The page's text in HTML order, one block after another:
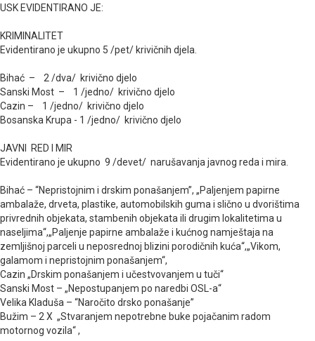
USK EVIDENTIRANO JE:
KRIMINALITET
Evidentirano je ukupno 5 /pet/ krivičnih djela.
Bihać – 2 /dva/ krivično djelo
Sanski Most – 1 /jedno/ krivično djelo
Cazin – 1 /jedno/ krivično djelo
Bosanska Krupa - 1 /jedno/ krivično djelo
JAVNI RED I MIR
Evidentirano je ukupno 9 /devet/ narušavanja javnog reda i mira.
Bihać – “Nepristojnim i drskim ponašanjem”, „Paljenjem papirne
ambalaže, drveta, plastike, automobilskih guma i slično u dvorištima
privrednih objekata, stambenih objekata ili drugim lokalitetima u
naseljima“,„Paljenje papirne ambalaže i kućnog namještaja na
zemljišnoj parceli u neposrednoj blizini porodičnih kuća“,„Vikom,
galamom i nepristojnim ponašanjem“,
Cazin „Drskim ponašanjem i učestvovanjem u tuči“
Sanski Most – „Nepostupanjem po naredbi OSL-a“
Velika Kladuša – “Naročito drsko ponašanje”
Bužim – 2 X „Stvaranjem nepotrebne buke pojačanim radom
motornog vozila“ ,